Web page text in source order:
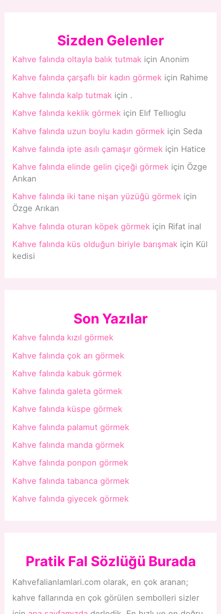
Sizden Gelenler
Kahve falında oltayla balık tutmak içinAnonim
Kahve falında çarşaflı bir kadın görmek için Rahime
Kahve falında kalp tutmak için .
Kahve falında keklik görmek için Elıf Tellıoglu
Kahve falında uzun boylu kadın görmek için Seda
Kahve falında ipte asılı çamaşır görmek için Hatice
Kahve falında elinde gelin çiçeği görmek için Özge
Arıkan
Kahve falında iki tane nişan yüzüğü görmek için
Özge Arıkan
Kahve falında oturan köpek görmek için Rifat inal
Kahve falında küs olduğun biriyle barışmak için Kül
kedisi
Son Yazılar
Kahve falında kızıl görmek
Kahve falında çok arı görmek
Kahve falında kabuk görmek
Kahve falında galeta görmek
Kahve falında küspe görmek
Kahve falında palamut görmek
Kahve falında manda görmek
Kahve falında ponpon görmek
Kahve falında tabanca görmek
Kahve falında giyecek görmek
Pratik Fal Sözlüğü Burada
Kahvefalianlamlari.com olarak, en çok aranan;
kahve fallarında en çok görülen sembolleri sizler